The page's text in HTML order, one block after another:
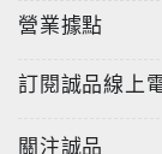
輕鬆。就因為
問話秘技，包
營業據點
訂閱誠品線上
關注誠品